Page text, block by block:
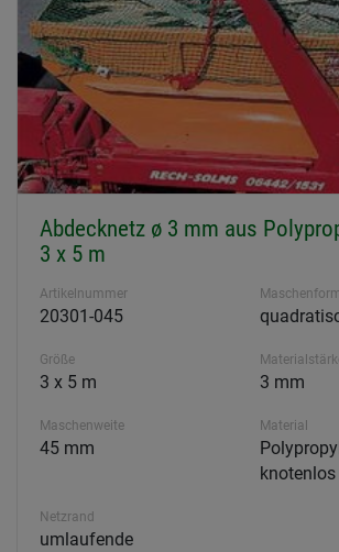
Abdecknetz ø 3 mm aus
3 x 5 m
Artikelnummer
20301-045
Größe
3 x 5 m 3 mm
Maschenweite
45 mm
Material
knotenlos
Netzrand
umlaufende